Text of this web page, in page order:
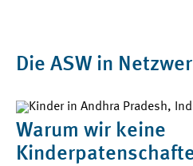
Die ASW in
Warum wir keine